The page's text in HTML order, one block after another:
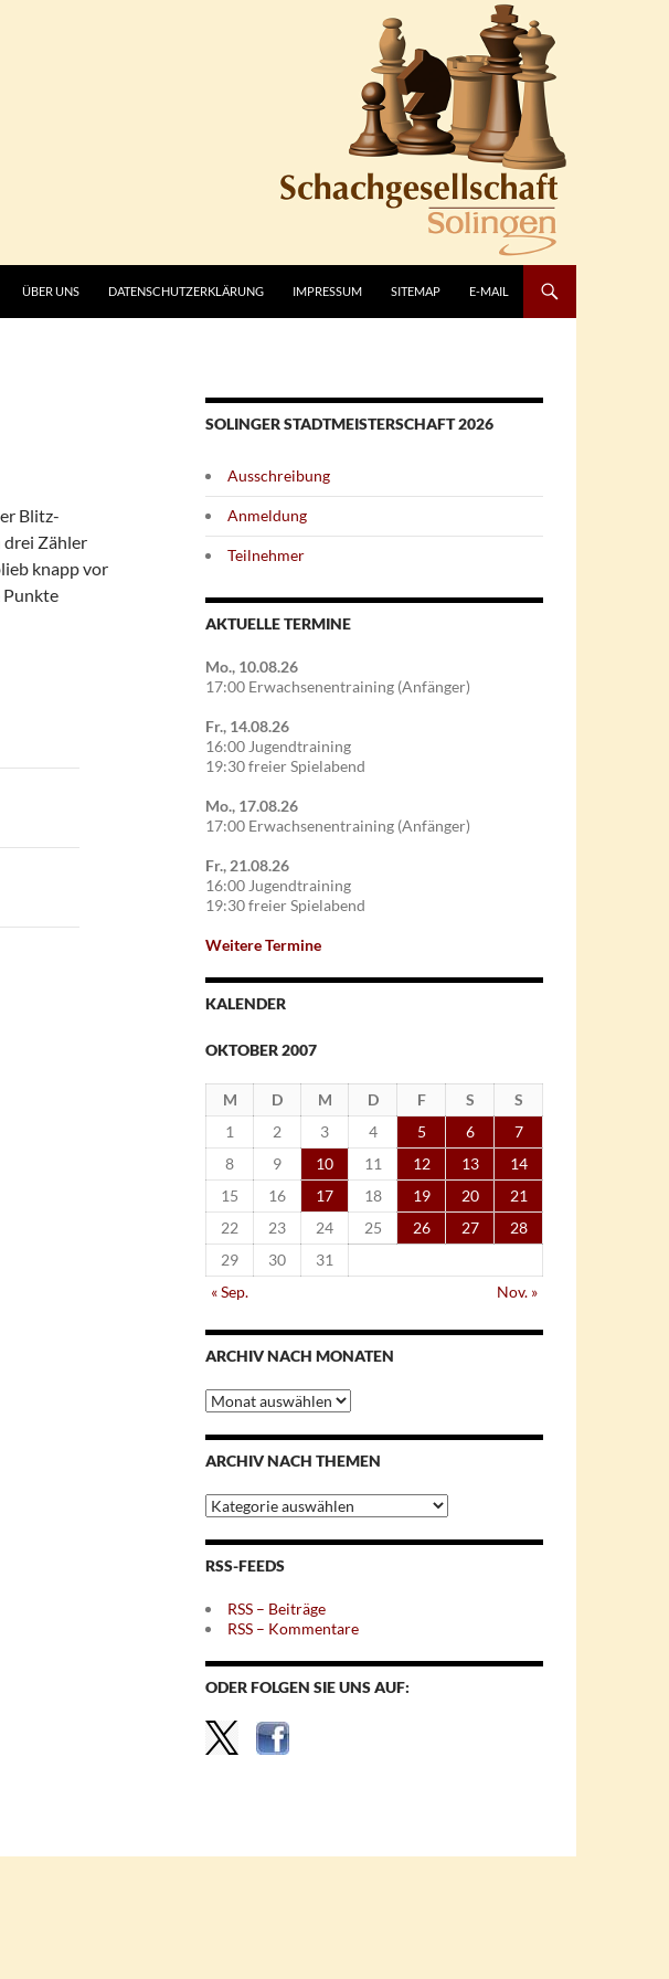
ÜBER UNS DATENSCHUTZERKLÄRUNG IMPRESSUM SITEMAP E-MAIL
Blitz-
drei Zähler
knapp vor
Punkte
SOLINGER STADTMEISTERSCHAFT 2026
Ausschreibung
Anmeldung
Teilnehmer
AKTUELLE TERMINE
Mo., 10.08.26
17:00 Erwachsenentraining (Anfänger)
Fr., 14.08.26
16:00 Jugendtraining
19:30 freier Spielabend
Mo., 17.08.26
17:00 Erwachsenentraining (Anfänger)
Fr., 21.08.26
16:00 Jugendtraining
19:30 freier Spielabend
Weitere Termine
KALENDER
OKTOBER 2007
M D M D F S
S
1
2 3 4 5 6
7
8
9 10 11 12 13
14
15
16 17 18 19 20
21
22
23 24 25 26 27
28
29
30
31
« Sep.
Nov. »
ARCHIV NACH MONATEN
Archiv
nach
Monaten
ARCHIV NACH THEMEN
Archiv
nach
Themen
RSS-FEEDS
RSS – Beiträge
RSS – Kommentare
ODER FOLGEN SIE UNS AUF: